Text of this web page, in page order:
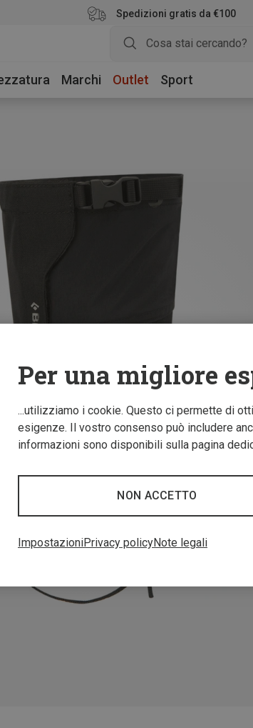
Spedizioni gratis da €100
Marchi Outlet Sport
Per una migliore
...utilizziamo i cookie. Questo ci permette di
esigenze. Il vostro consenso può includere
informazioni sono disponibili sulla pagina
NON ACCETTO
ImpostazioniPrivacy policyNote legali